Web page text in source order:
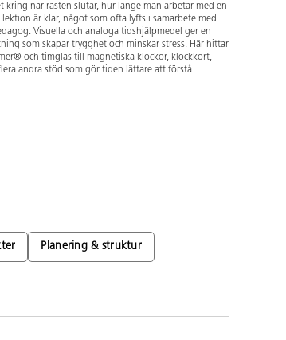
kring när rasten slutar, hur länge man arbetar med en
är klar, något som ofta lyfts i samarbete med
Visuella och analoga tidshjälpmedel ger en
som skapar trygghet och minskar stress. Här hittar
och timglas till magnetiska klockor, klockkort,
andra stöd som gör tiden lättare att förstå.
Planering & struktur